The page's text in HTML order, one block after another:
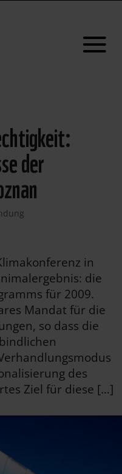
der
in
die
für 2009.
Mandat für die
so dass die
des
Ziel für diese […]